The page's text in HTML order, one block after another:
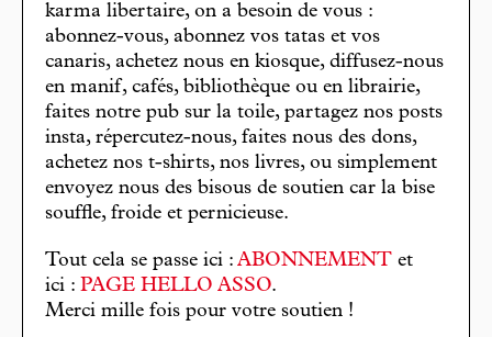
karma libertaire, on a besoin de vous :
abonnez-vous, abonnez vos tatas et vos
canaris, achetez nous en kiosque, diffusez-nous
en manif, cafés, bibliothèque ou en librairie,
faites notre pub sur la toile, partagez nos posts
insta, répercutez-nous, faites nous des dons,
achetez nos t-shirts, nos livres, ou simplement
envoyez nous des bisous de soutien car la bise
souffle, froide et pernicieuse.
Tout cela se passe ici : ABONNEMENT et
ici : PAGE HELLO ASSO.
Merci mille fois pour votre soutien !